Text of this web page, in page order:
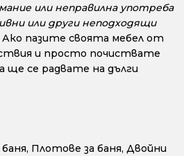
или неправилна употреба
или други неподходящи
Ако пазите своята мебел от
и просто почиствате
ще се радвате на дълги
, Плотове за баня, Двойни